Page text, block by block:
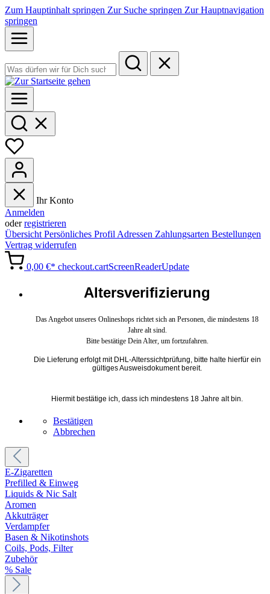
Zum Hauptinhalt springen Zur Suche springen Zur Hauptnavigation
springen
Ihr Konto
Anmelden
oderregistrieren
Übersicht Persönliches Profil Adressen Zahlungsarten Bestellungen
Vertrag widerrufen
0,00 €* checkout.cartScreenReaderUpdate
Altersverifizierung
Das Angebot unseres Onlineshops richtet sich an Personen, die mindestens 18
Jahre alt sind.
Bitte bestätige Dein Alter, um fortzufahren.
Die Lieferung erfolgt mit DHL-Alterssichtprüfung, bitte halte hierfür ein
gültiges Ausweisdokument bereit.
Hiermit bestätige ich, dass ich mindestens 18 Jahre alt bin.
Bestätigen
Abbrechen
E-Zigaretten
Prefilled & Einweg
Liquids & Nic Salt
Aromen
Akkuträger
Verdampfer
Basen & Nikotinshots
Coils, Pods, Filter
Zubehör
% Sale